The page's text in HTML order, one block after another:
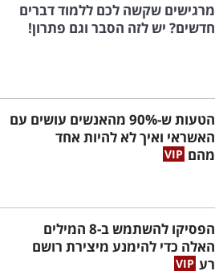
מרגישים שקשה לכם ללמוד דברים
חדשים? יש לזה הסבר וגם פתרון!
הטעות ש-90% מהאנשים עושים עם
האשראי ואיך לא להיות אחד
מהם
הפסיקו להשתמש ב-8 המילים
האלה כדי להימנע מיצירת רושם
רע